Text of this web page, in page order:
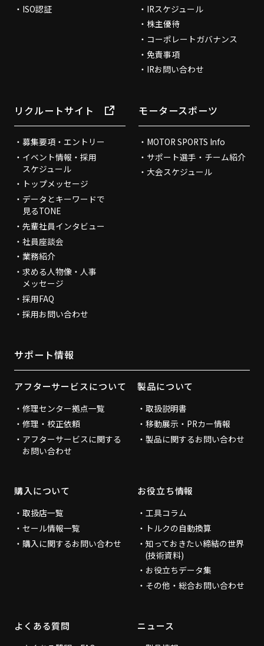
ISO認証
IRスケジュール
株主優待
コーポレートガバナンス
免責事項
IRお問い合わせ
リクルートサイト
募集要項・エントリー
イベント情報・採用
スケジュール
トップメッセージ
データとキーワードで
見るTONE
先輩社員インタビュー
社員座談会
業務紹介
求める人物像・人事
メッセージ
採用FAQ
採用お問い合わせ
モータースポーツ
MOTOR SPORTS Info
サポート選手・チーム紹介
大会スケジュール
サポート情報
アフターサービスについて
修理センター拠点一覧
修理・校正依頼
アフターサービスに関する
お問い合わせ
製品について
取扱説明書
移動展示・PRカー情報
製品に関するお問い合わせ
購入について
取扱店一覧
セール情報一覧
購入に関するお問い合わせ
お役立ち情報
工具コラム
トルクの自動換算
知っておきたい締結の世界
(技術資料)
お役立ちデータ集
その他・総合お問い合わせ
よくある質問 ニュース